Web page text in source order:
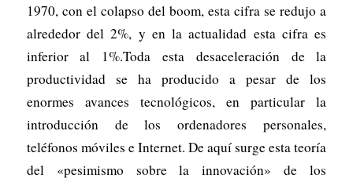
1970, con el colapso del boom, esta cifra se redujo a
alrededor del 2%, y en la actualidad esta cifra es
inferior al 1%.Toda esta desaceleración de la
productividad se ha producido a pesar de los
enormes avances tecnológicos, en particular la
introducción de los ordenadores personales,
teléfonos móviles e Internet. De aquí surge esta teoría
del «pesimismo sobre la innovación» de los